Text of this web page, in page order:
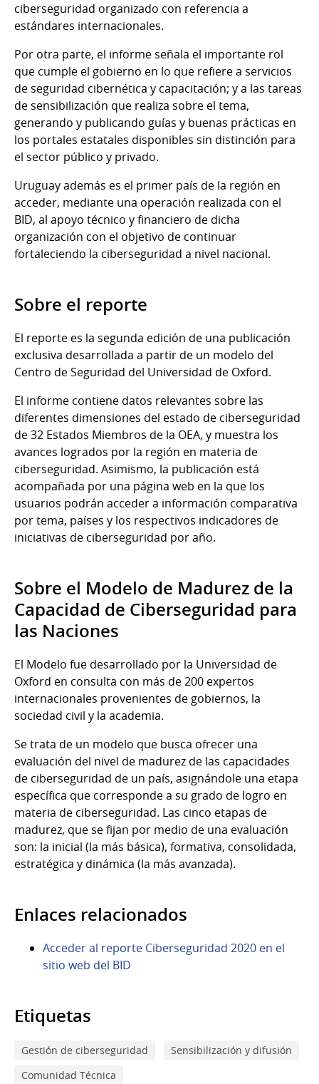
ciberseguridad organizado con referencia a
estándares internacionales.
Por otra parte, el informe señala el importante rol
que cumple el gobierno en lo que refiere a servicios
de seguridad cibernética y capacitación; y a las tareas
de sensibilización que realiza sobre el tema,
generando y publicando guías y buenas prácticas en
los portales estatales disponibles sin distinción para
el sector público y privado.
Uruguay además es el primer país de la región en
acceder, mediante una operación realizada con el
BID, al apoyo técnico y financiero de dicha
organización con el objetivo de continuar
fortaleciendo la ciberseguridad a nivel nacional.
Sobre el reporte
El reporte es la segunda edición de una publicación
exclusiva desarrollada a partir de un modelo del
Centro de Seguridad del Universidad de Oxford.
El informe contiene datos relevantes sobre las
diferentes dimensiones del estado de ciberseguridad
de 32 Estados Miembros de la OEA, y muestra los
avances logrados por la región en materia de
ciberseguridad. Asimismo, la publicación está
acompañada por una página web en la que los
usuarios podrán acceder a información comparativa
por tema, países y los respectivos indicadores de
iniciativas de ciberseguridad por año.
Sobre el Modelo de Madurez de la
Capacidad de Ciberseguridad para
las Naciones
El Modelo fue desarrollado por la Universidad de
Oxford en consulta con más de 200 expertos
internacionales provenientes de gobiernos, la
sociedad civil y la academia.
Se trata de un modelo que busca ofrecer una
evaluación del nivel de madurez de las capacidades
de ciberseguridad de un país, asignándole una etapa
específica que corresponde a su grado de logro en
materia de ciberseguridad. Las cinco etapas de
madurez, que se fijan por medio de una evaluación
son: la inicial (la más básica), formativa, consolidada,
estratégica y dinámica (la más avanzada).
Enlaces relacionados
Acceder al reporte Ciberseguridad 2020 en el
sitio web del BID
Etiquetas
Gestión de ciberseguridad
Sensibilización y difusión
Comunidad Técnica